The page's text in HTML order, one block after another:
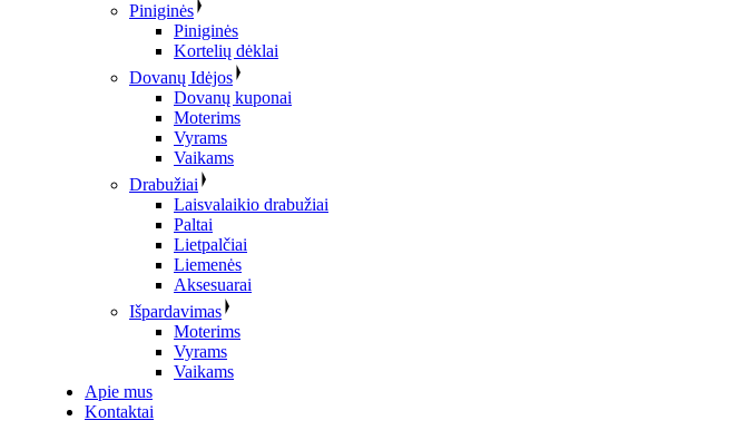
Piniginės
Piniginės
Kortelių dėklai
Dovanų Idėjos
Dovanų kuponai
Moterims
Vyrams
Vaikams
Drabužiai
Laisvalaikio drabužiai
Paltai
Lietpalčiai
Liemenės
Aksesuarai
Išpardavimas
Moterims
Vyrams
Vaikams
Apie mus
Kontaktai